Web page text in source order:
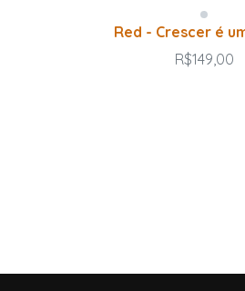
Red - Crescer é
R$149,00